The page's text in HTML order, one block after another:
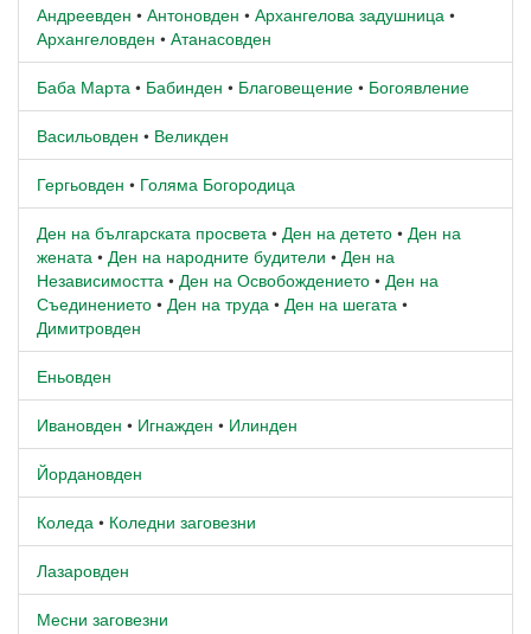
Андреевден • Антоновден • Архангелова задушница •
Архангеловден • Атанасовден
Баба Марта • Бабинден • Благовещение • Богоявление
Васильовден • Великден
Гергьовден • Голяма Богородица
Ден на българската просвета • Ден на детето • Ден на
жената • Ден на народните будители • Ден на
Независимостта • Ден на Освобождението • Ден на
Съединението • Ден на труда • Ден на шегата •
Димитровден
Еньовден
Ивановден • Игнажден • Илинден
Йордановден
Коледа • Коледни заговезни
Лазаровден
Месни заговезни